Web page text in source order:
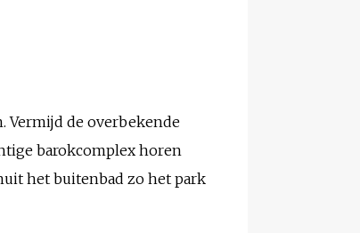
Vermijd de overbekende
barokcomplex horen
het buitenbad zo het park